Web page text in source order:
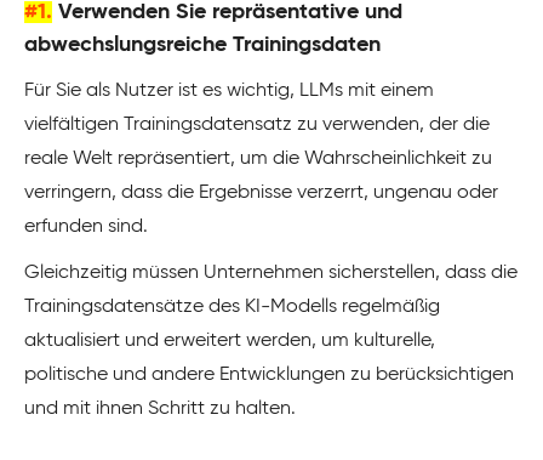
#1. Verwenden Sie repräsentative und
abwechslungsreiche Trainingsdaten
Für Sie als Nutzer ist es wichtig, LLMs mit einem
vielfältigen Trainingsdatensatz zu verwenden, der die
reale Welt repräsentiert, um die Wahrscheinlichkeit zu
verringern, dass die Ergebnisse verzerrt, ungenau oder
erfunden sind.
Gleichzeitig müssen Unternehmen sicherstellen, dass die
Trainingsdatensätze des KI-Modells regelmäßig
aktualisiert und erweitert werden, um kulturelle,
politische und andere Entwicklungen zu berücksichtigen
und mit ihnen Schritt zu halten.